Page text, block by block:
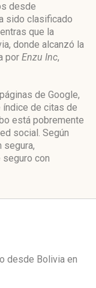
desde
sido clasificado
que la
donde alcanzó la
por Enzu Inc,
de Google,
de citas de
está pobremente
social. Según
segura,
seguro con
desde Bolivia en